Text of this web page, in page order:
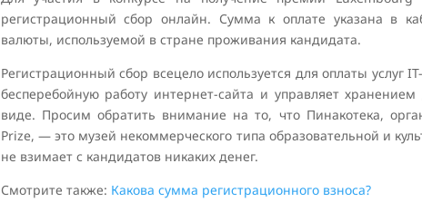
регистрационный сбор онлайн. Сумма к оплате указана в
валюты, используемой в стране проживания кандидата.
Регистрационный сбор всецело используется для оплаты услуг
бесперебойную работу интернет-сайта и управляет
виде. Просим обратить внимание на то, что Пинакотека,
Prize, — это музей некоммерческого типа образовательной и
не взимает с кандидатов никаких денег.
Смотрите также: Какова сумма регистрационного взноса?